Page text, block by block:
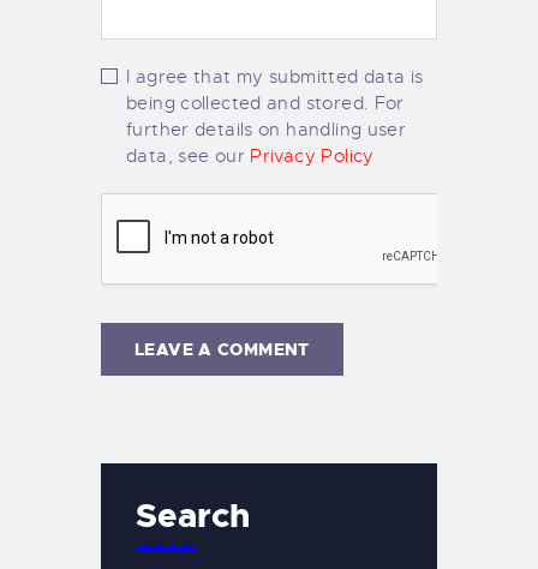
I agree that my submitted data is
being collected and stored. For
further details on handling user
data, see our Privacy Policy
Search